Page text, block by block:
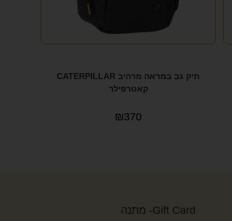
תיק גב במראה מרהיב CATERPILLAR
קאטרפילר
₪370
Gift Card- מתנה